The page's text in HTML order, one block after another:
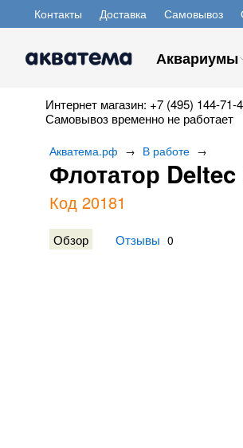
Контакты Доставка Самовывоз
Аквариумы
Интернет магазин: +7 (495) 144-
Самовывоз временно не работает
Акватема.рф → В работе →
Флотатор
Код 20181
Обзор Отзывы 0